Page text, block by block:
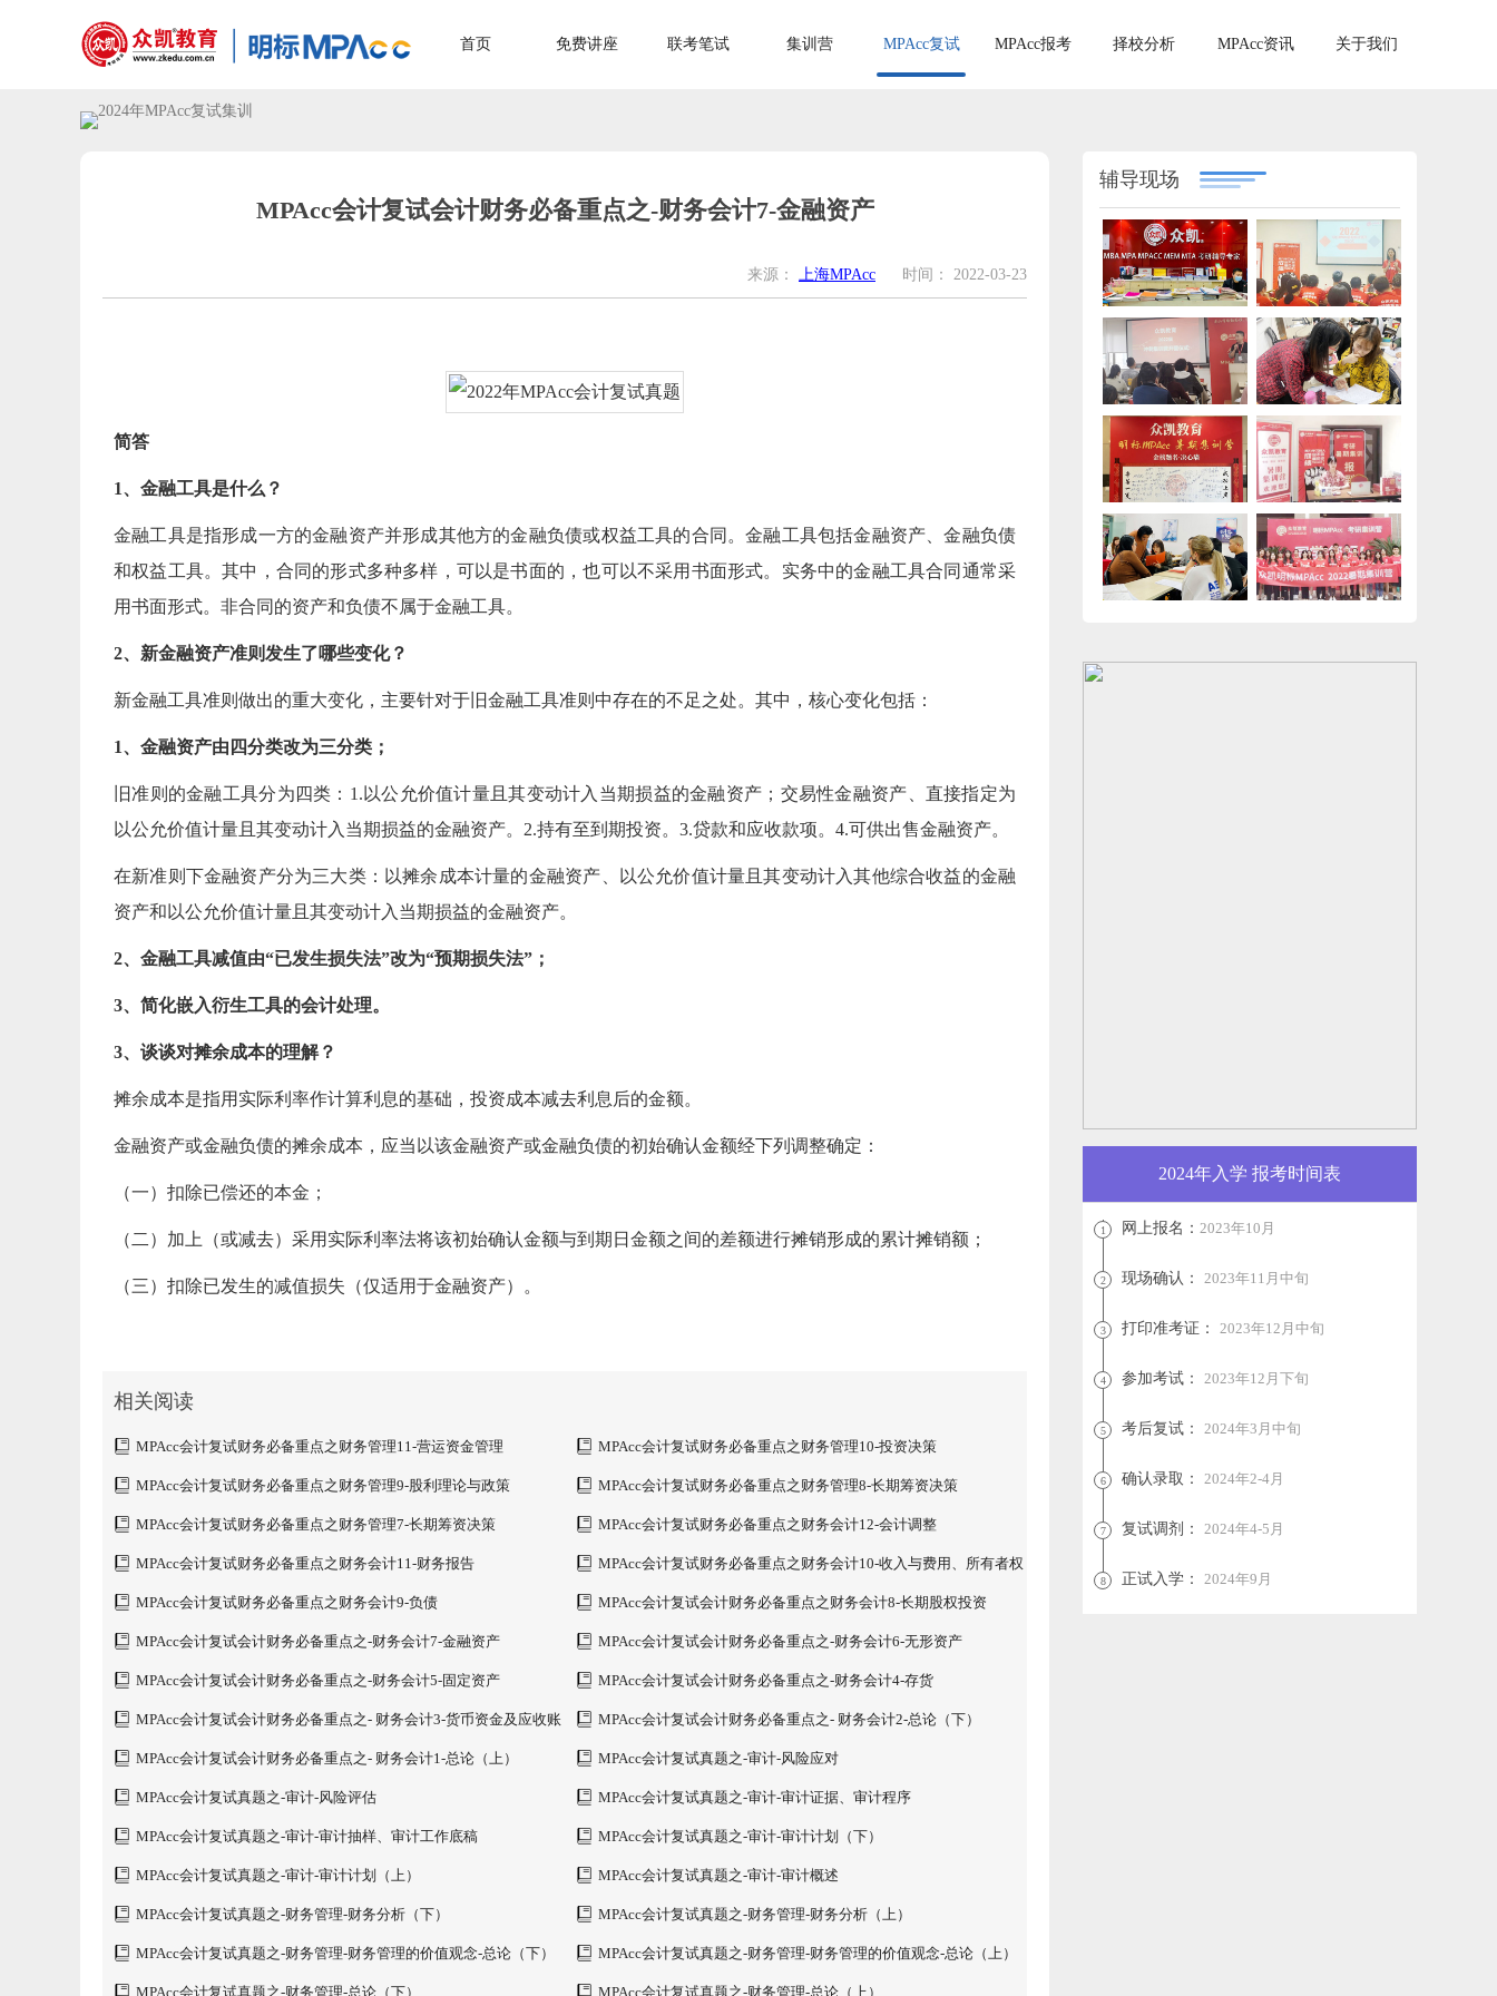
首页 免费讲座 联考笔试 集训营 MPAcc复试 MPAcc报考 择校分析 MPAcc资讯 关于我们
MPAcc会计复试会计财务必备重点之-财务会计7-金融资产
来源： 上海MPAcc 时间： 2022-03-23
简答
1、金融工具是什么？
金融工具是指形成一方的金融资产并形成其他方的金融负债或权益工具的合同。金融工具包括金融资产、金融负债
和权益工具。其中，合同的形式多种多样，可以是书面的，也可以不采用书面形式。实务中的金融工具合同通常采
用书面形式。非合同的资产和负债不属于金融工具。
2、新金融资产准则发生了哪些变化？
新金融工具准则做出的重大变化，主要针对于旧金融工具准则中存在的不足之处。其中，核心变化包括：
1、金融资产由四分类改为三分类；
旧准则的金融工具分为四类：1.以公允价值计量且其变动计入当期损益的金融资产；交易性金融资产、直接指定为
以公允价值计量且其变动计入当期损益的金融资产。2.持有至到期投资。3.贷款和应收款项。4.可供出售金融资产。
在新准则下金融资产分为三大类：以摊余成本计量的金融资产、以公允价值计量且其变动计入其他综合收益的金融
资产和以公允价值计量且其变动计入当期损益的金融资产。
2、金融工具减值由“已发生损失法”改为“预期损失法”；
3、简化嵌入衍生工具的会计处理。
3、谈谈对摊余成本的理解？
摊余成本是指用实际利率作计算利息的基础，投资成本减去利息后的金额。
金融资产或金融负债的摊余成本，应当以该金融资产或金融负债的初始确认金额经下列调整确定：
（一）扣除已偿还的本金；
（二）加上（或减去）采用实际利率法将该初始确认金额与到期日金额之间的差额进行摊销形成的累计摊销额；
（三）扣除已发生的减值损失（仅适用于金融资产）。
相关阅读
MPAcc会计复试财务必备重点之财务管理11-营运资金管理 MPAcc会计复试财务必备重点之财务管理10-投资决策
MPAcc会计复试财务必备重点之财务管理9-股利理论与政策 MPAcc会计复试财务必备重点之财务管理8-长期筹资决策
MPAcc会计复试财务必备重点之财务管理7-长期筹资决策 MPAcc会计复试财务必备重点之财务会计12-会计调整
MPAcc会计复试财务必备重点之财务会计11-财务报告
MPAcc会计复试财务必备重点之财务会计10-收入与费用、所有者权
MPAcc会计复试财务必备重点之财务会计9-负债 MPAcc会计复试会计财务必备重点之财务会计8-长期股权投资
MPAcc会计复试会计财务必备重点之-财务会计7-金融资产 MPAcc会计复试会计财务必备重点之-财务会计6-无形资产
MPAcc会计复试会计财务必备重点之-财务会计5-固定资产 MPAcc会计复试会计财务必备重点之-财务会计4-存货
MPAcc会计复试会计财务必备重点之- 财务会计3-货币资金及应收账
MPAcc会计复试会计财务必备重点之- 财务会计2-总论（下）
MPAcc会计复试会计财务必备重点之- 财务会计1-总论（上） MPAcc会计复试真题之-审计-风险应对
MPAcc会计复试真题之-审计-风险评估 MPAcc会计复试真题之-审计-审计证据、审计程序
MPAcc会计复试真题之-审计-审计抽样、审计工作底稿 MPAcc会计复试真题之-审计-审计计划（下）
MPAcc会计复试真题之-审计-审计计划（上） MPAcc会计复试真题之-审计-审计概述
MPAcc会计复试真题之-财务管理-财务分析（下） MPAcc会计复试真题之-财务管理-财务分析（上）
MPAcc会计复试真题之-财务管理-财务管理的价值观念-总论（下） MPAcc会计复试真题之-财务管理-财务管理的价值观念-总论（上）
MPAcc会计复试真题之-财务管理-总论（下） MPAcc会计复试真题之-财务管理-总论（上）
辅导现场
2024年入学 报考时间表
1 网上报名： 2023年10月
2 现场确认： 2023年11月中旬
3 打印准考证： 2023年12月中旬
4 参加考试： 2023年12月下旬
5 考后复试： 2024年3月中旬
6 确认录取： 2024年2-4月
7 复试调剂： 2024年4-5月
8 正试入学： 2024年9月